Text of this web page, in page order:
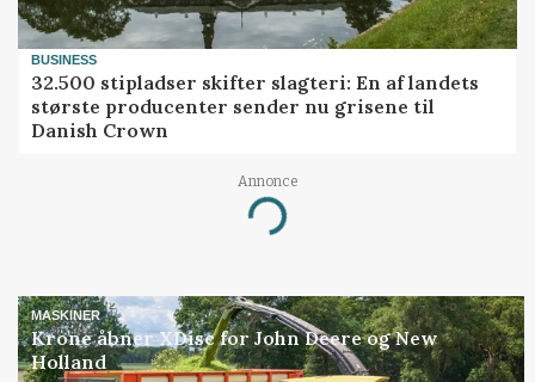
BUSINESS
32.500 stipladser skifter slagteri: En af landets
største producenter sender nu grisene til
Danish Crown
Annonce
Loading...
MASKINER
Krone åbner XDisc for John Deere og New
Holland